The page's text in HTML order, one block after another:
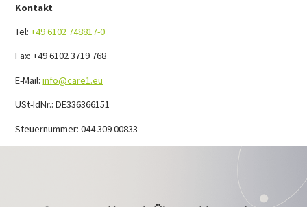
Kontakt
Tel:+49 6102 748817-0
Fax: +49 6102 3719 768
E-Mail:info@care1.eu
USt-IdNr.: DE336366151
Steuernummer: 044 309 00833